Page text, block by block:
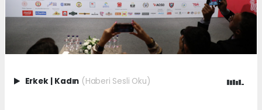
Erkek | Kadın (Haberi Sesli Oku)